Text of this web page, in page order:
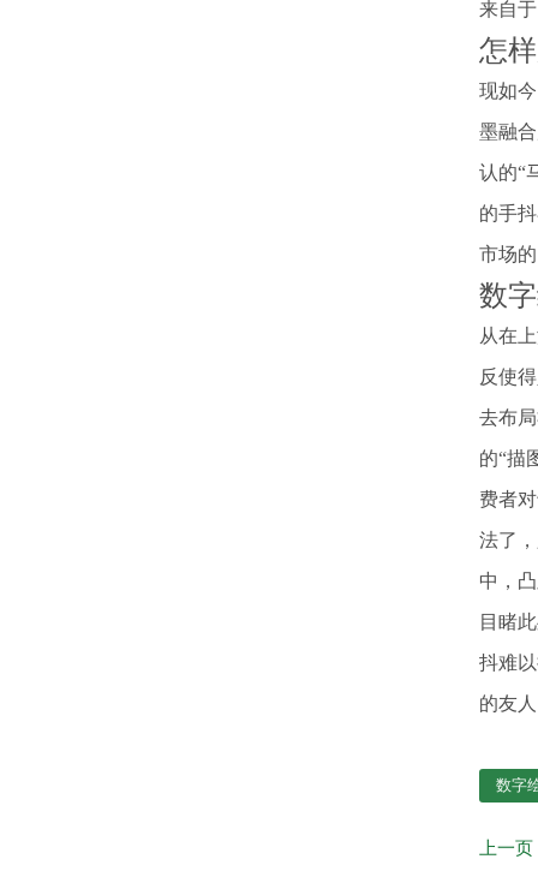
来自
怎
现如
墨融
认的“
的手
市场
数
从在
反使
去布
的“描
费者
法了
中，
目睹
抖难
的友
数字
上一